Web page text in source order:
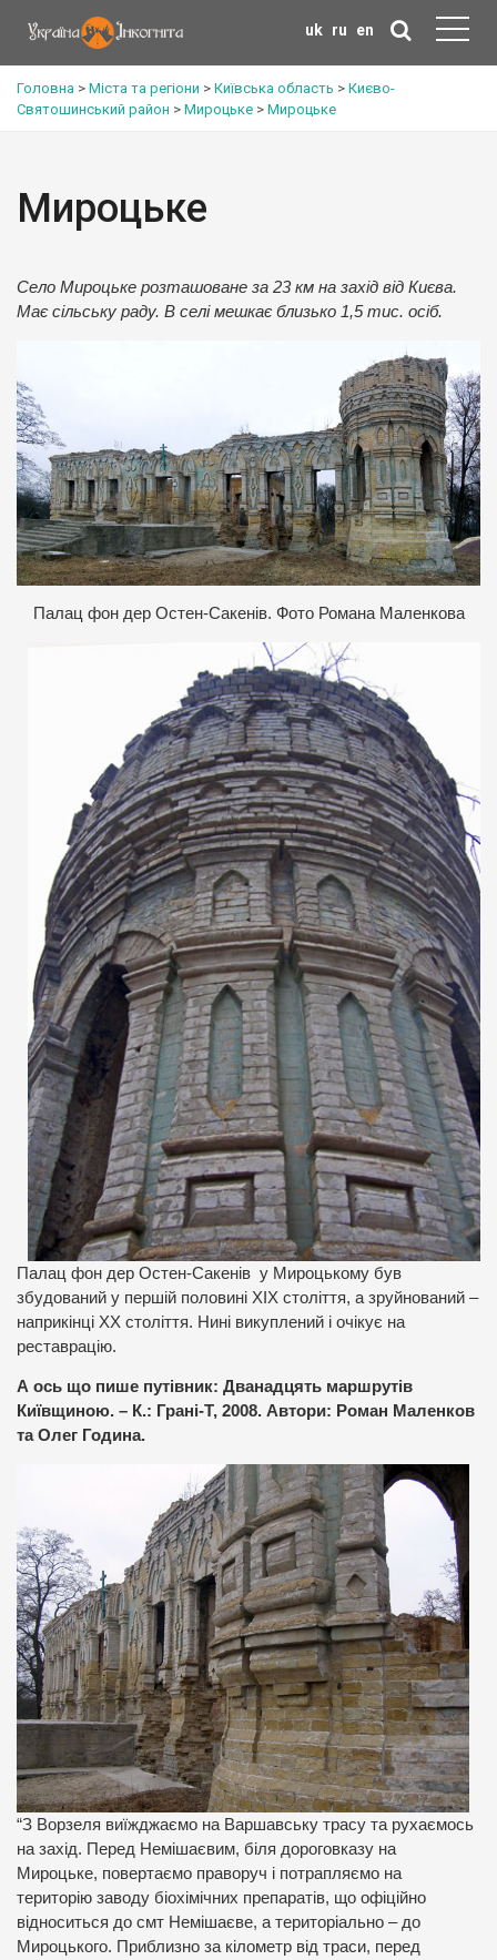
uk ru en
Головна > Міста та регіони > Київська область > Києво-
Святошинський район > Мироцьке > Мироцьке
Мироцьке
Село Мироцьке розташоване за 23 км на захід від Києва.
Має сільську раду. В селі мешкає близько 1,5 тис. осіб.
Палац фон дер Остен-Сакенів. Фото Романа Маленкова
Палац фон дер Остен-Сакенів у Мироцькому був
збудований у першій половині ХІХ століття, а зруйнований –
наприкінці ХХ століття. Нині викуплений і очікує на
реставрацію.
А ось що пише путівник: Дванадцять маршрутів
Київщиною. – К.: Грані-Т, 2008. Автори: Роман Маленков
та Олег Година.
“З Ворзеля виїжджаємо на Варшавську трасу та рухаємось
на захід. Перед Немішаєвим, біля дороговказу на
Мироцьке, повертаємо праворуч і потрапляємо на
територію заводу біохімічних препаратів, що офіційно
відноситься до смт Немішаєве, а територіально – до
Мироцького. Приблизно за кілометр від траси, перед